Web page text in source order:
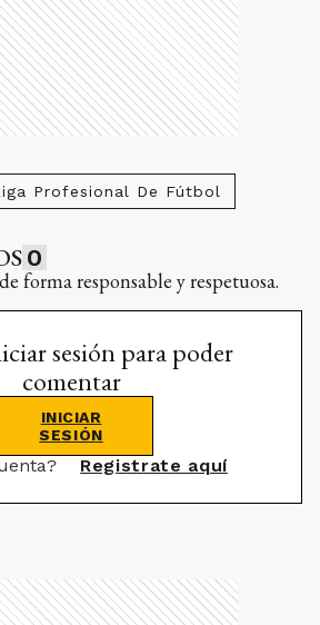
Profesional De Fútbol
0
forma responsable y respetuosa.
sesión para poder
comentar
INICIAR
SESIÓN
Registrate aquí